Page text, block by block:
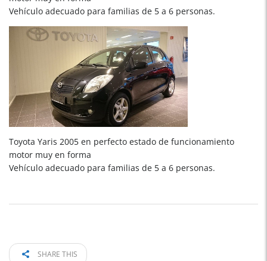
Vehículo adecuado para familias de 5 a 6 personas.
Toyota Yaris 2005 en perfecto estado de funcionamiento
motor muy en forma
Vehículo adecuado para familias de 5 a 6 personas.
SHARE THIS